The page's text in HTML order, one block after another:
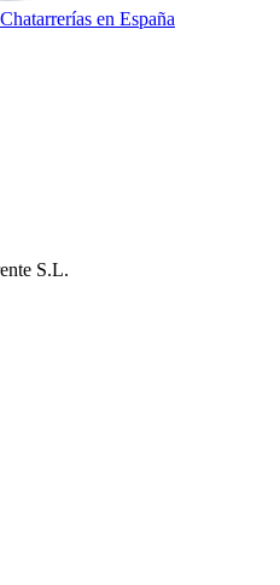
en España
S.L.